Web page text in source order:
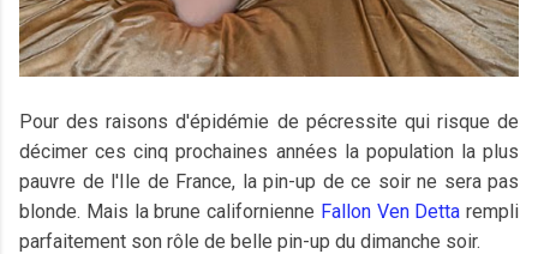
Pour des raisons d'épidémie de pécressite qui risque de
décimer ces cinq prochaines années la population la plus
pauvre de l'Ile de France, la pin-up de ce soir ne sera pas
blonde. Mais la brune californienne Fallon Ven Detta rempli
parfaitement son rôle de belle pin-up du dimanche soir.